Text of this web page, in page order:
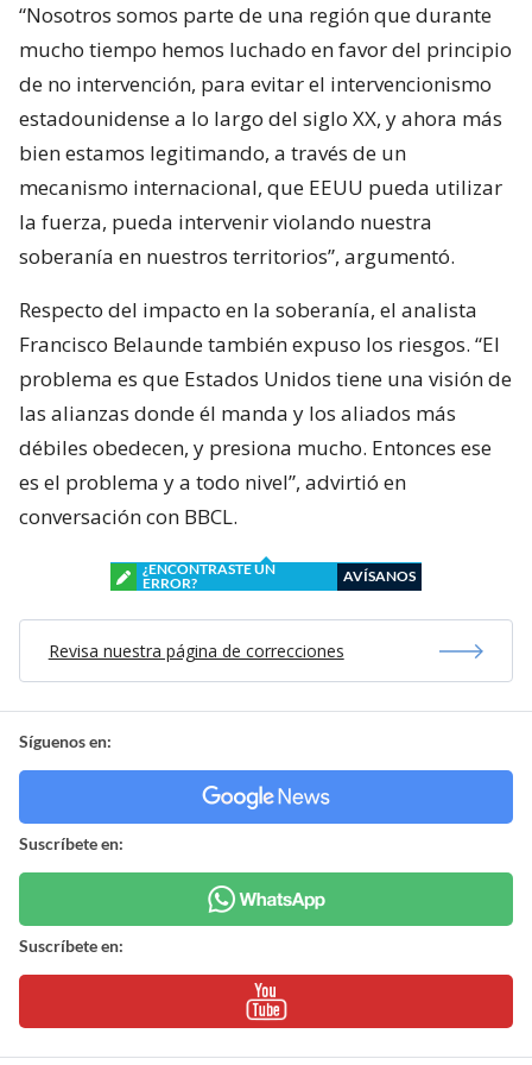
“Nosotros somos parte de una región que durante
mucho tiempo hemos luchado en favor del principio
de no intervención, para evitar el intervencionismo
estadounidense a lo largo del siglo XX, y ahora más
bien estamos legitimando, a través de un
mecanismo internacional, que EEUU pueda utilizar
la fuerza, pueda intervenir violando nuestra
soberanía en nuestros territorios”, argumentó.
Respecto del impacto en la soberanía, el analista
Francisco Belaunde también expuso los riesgos. “El
problema es que Estados Unidos tiene una visión de
las alianzas donde él manda y los aliados más
débiles obedecen, y presiona mucho. Entonces ese
es el problema y a todo nivel”, advirtió en
conversación con BBCL.
¿ENCONTRASTE UN
ERROR?
AVÍSANOS
Revisa nuestra página de correcciones
Síguenos en:
Suscríbete en:
Suscríbete en: